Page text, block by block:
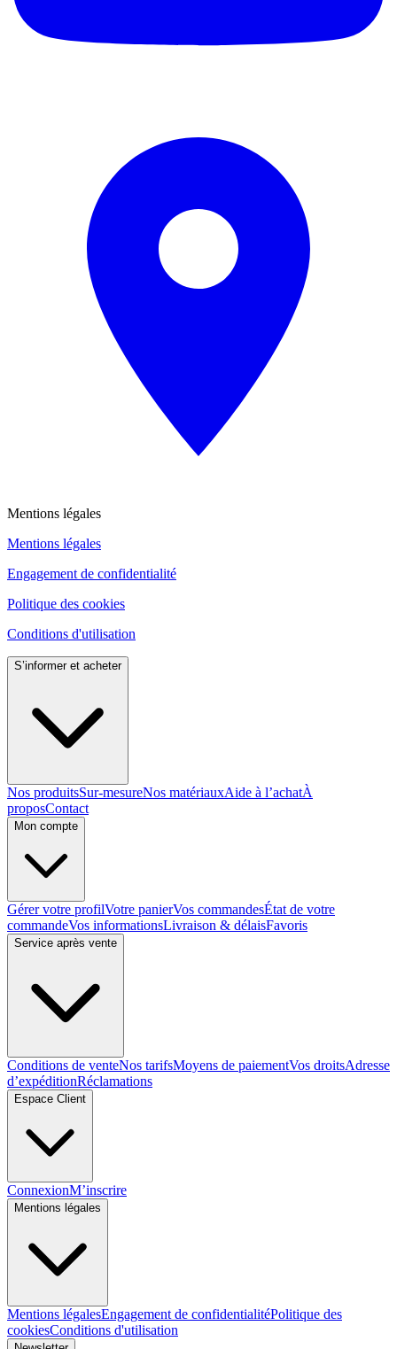
Mentions légales
Mentions légales
Engagement de confidentialité
Politique des cookies
Conditions d'utilisation
S’informer et acheter
Nos produitsSur-mesureNos matériauxAide à l’achatÀ
proposContact
Mon compte
Gérer votre profilVotre panierVos commandesÉtat de votre
commandeVos informationsLivraison & délaisFavoris
Service après vente
Conditions de venteNos tarifsMoyens de paiementVos droitsAdresse
d’expéditionRéclamations
Espace Client
ConnexionM’inscrire
Mentions légales
Mentions légalesEngagement de confidentialitéPolitique des
cookiesConditions d'utilisation